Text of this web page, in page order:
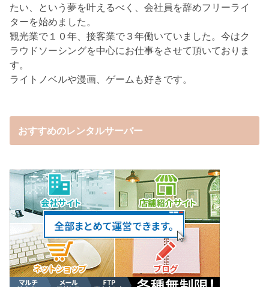
たい、という夢を叶えるべく、会社員を辞めフリーライ
ターを始めました。
観光業で１０年、接客業で３年働いていました。今はク
ラウドソーシングを中心にお仕事をさせて頂いておりま
す。
ライトノベルや漫画、ゲームも好きです。
おすすめのレンタルサーバー